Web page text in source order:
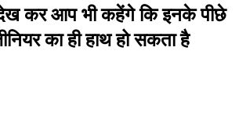
कर आप भी कहेंगे कि इनके पीछे
का ही हाथ हो सकता है